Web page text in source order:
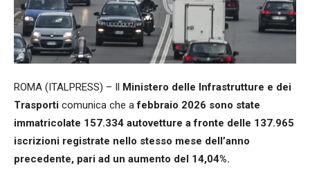
ROMA (ITALPRESS) – Il Ministero delle Infrastrutture e dei
Trasporti comunica che afebbraio 2026 sono state
immatricolate 157.334 autovetture a fronte delle 137.965
iscrizioni registrate nello stesso mese dell’anno
precedente, pari ad un aumento del 14,04%.